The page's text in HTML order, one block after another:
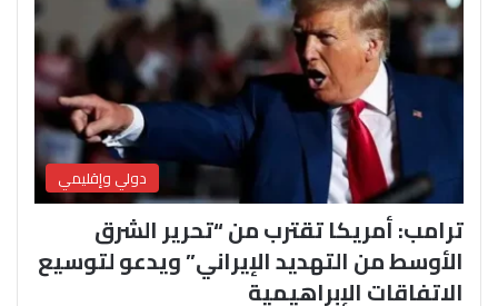
دولي وإقليمي
ترامب: أمريكا تقترب من “تحرير الشرق
الأوسط من التهديد الإيراني” ويدعو لتوسيع
الاتفاقات الإبراهيمية